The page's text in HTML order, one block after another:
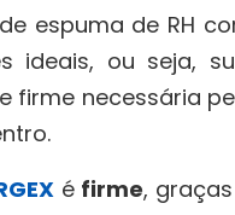
espuma de RH
ideais, ou seja,
firme necessária
é firme,